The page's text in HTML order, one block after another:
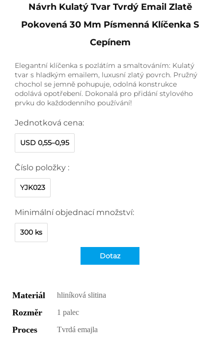
Návrh Kulatý Tvar Tvrdý Email Zlatě
Pokovená 30 Mm Písmenná Klíčenka S
Cepínem
Elegantní klíčenka s pozlátím a smaltováním: Kulatý
tvar s hladkým emailem, luxusní zlatý povrch. Pružný
chochol se jemně pohupuje, odolná konstrukce
odolává opotřebení. Dokonalá pro přidání stylového
prvku do každodenního používání!
Jednotková cena:
USD 0,55–0,95
Číslo položky :
YJK023
Minimální objednací množství:
300 ks
Dotaz
Materiál hliníková slitina
Rozměr 1 palec
Proces Tvrdá emajla